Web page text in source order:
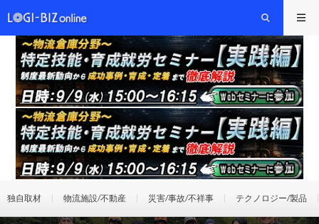
独自取材 物流施設/不動産 災害/事故/不祥事 テクノロジー/製品